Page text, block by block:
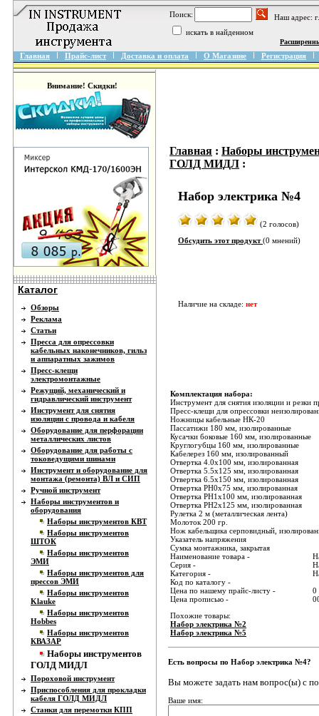
Поиск:
Наш адрес:
искать в найденном
Главная Прайс-лист Доставка и оплата О Магазине Регистрация
Внимание! Скидки!
Каталог
Обзоры
Реклама
Статьи
Пресса для опрессовки
кабельных наконечников, гильз
и аппаратных зажимов
Пресс-клещи
электромонтажные
Режущий, механический и
гидравлический инструмент
Инструмент для снятия
изоляции с провода и кабеля
Оборудование для перфорации
металлических листов
Оборудование для работы с
токоведущими шинами
Инструмент и оборудование для
монтажа (ремонта) ВЛ и СИП
Ручной инструмент
Наборы инструментов и
оборудования
Наборы инструментов КВТ
Наборы инструментов
ШТОК
Наборы инструментов
ЭМИ
Наборы инструментов для
прессов ЭМИ
Наборы инструментов
Klauke
Наборы инструментов
Hobbes
Наборы инструментов
КВАЗАР
Наборы инструментов
ГОЛД МИДЛ
Пороховой инструмент
Приспособления для прокладки
кабеля ГОЛД МИДЛ
Станки для перемотки КПП
Главная : Наборы
ГОЛД МИДЛ :
Набор электрика №4
(2 голосов)
Обсудить этот продукт(0 мнений)
Наличие на складе: нет
Комплектация набора:
Инструмент для снятия изоляции и резки
Пресс-клещи для опрессовки
Ножницы кабельные НК-20
Пассатижи 180 мм, изолированные
Кусачки боковые 160 мм, изолированные
Круглогубцы 160 мм, изолированные
Кабелерез 160 мм, изолированный
Отвертка 4.0x100 мм, изолированная
Отвертка 5.5x125 мм, изолированная
Отвертка 6.5x150 мм, изолированная
Отвертка PH0x75 мм, изолированная
Отвертка PH1x100 мм, изолированная
Отвертка PH2x125 мм, изолированная
Рулетка 2 м (металлическая лента)
Молоток 200 гр.
Нож кабельщика серповидный,
Указатель напряжения
Сумка монтажника, закрытая
Наименование товара -
Серия -
Категория -
Код по каталогу -
Цена по нашему прайс-листу -
0
Цена прописью -
Похожие товары:
Набор электрика №2
Набор электрика №5
Есть вопросы по Набор электрика №4?
Вы можете задать нам вопрос(ы) с
Ваше имя: